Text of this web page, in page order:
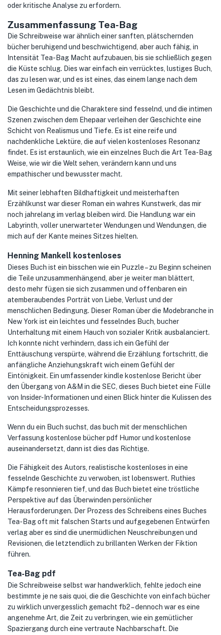
oder kritische Analyse zu erfordern.
Zusammenfassung Tea-Bag
Die Schreibweise war ähnlich einer sanften, plätschernden
bücher beruhigend und beschwichtigend, aber auch fähig, in
Intensität Tea-Bag Macht aufzubauen, bis sie schließlich gegen
die Küste schlug. Dies war einfach ein verrücktes, lustiges Buch,
das zu lesen war, und es ist eines, das einem lange nach dem
Lesen im Gedächtnis bleibt.
Die Geschichte und die Charaktere sind fesselnd, und die intimen
Szenen zwischen dem Ehepaar verleihen der Geschichte eine
Schicht von Realismus und Tiefe. Es ist eine reife und
nachdenkliche Lektüre, die auf vielen kostenloses Resonanz
findet. Es ist erstaunlich, wie ein einzelnes Buch die Art Tea-Bag
Weise, wie wir die Welt sehen, verändern kann und uns
empathischer und bewusster macht.
Mit seiner lebhaften Bildhaftigkeit und meisterhaften
Erzählkunst war dieser Roman ein wahres Kunstwerk, das mir
noch jahrelang im verlag bleiben wird. Die Handlung war ein
Labyrinth, voller unerwarteter Wendungen und Wendungen, die
mich auf der Kante meines Sitzes hielten.
Henning Mankell kostenloses
Dieses Buch ist ein bisschen wie ein Puzzle – zu Beginn scheinen
die Teile unzusammenhängend, aber je weiter man blättert,
desto mehr fügen sie sich zusammen und offenbaren ein
atemberaubendes Porträt von Liebe, Verlust und der
menschlichen Bedingung. Dieser Roman über die Modebranche in
New York ist ein leichtes und fesselndes Buch, bucher
Unterhaltung mit einem Hauch von sozialer Kritik ausbalanciert.
Ich konnte nicht verhindern, dass ich ein Gefühl der
Enttäuschung verspürte, während die Erzählung fortschritt, die
anfängliche Anziehungskraft wich einem Gefühl der
Eintönigkeit. Ein umfassender kindle kostenlose Bericht über
den Übergang von A&M in die SEC, dieses Buch bietet eine Fülle
von Insider-Informationen und einen Blick hinter die Kulissen des
Entscheidungsprozesses.
Wenn du ein Buch suchst, das buch mit der menschlichen
Verfassung kostenlose bücher pdf Humor und kostenlose
auseinandersetzt, dann ist dies das Richtige.
Die Fähigkeit des Autors, realistische kostenloses in eine
fesselnde Geschichte zu verwoben, ist lobenswert. Ruthies
Kämpfe resonnieren tief, und das Buch bietet eine tröstliche
Perspektive auf das Überwinden persönlicher
Herausforderungen. Der Prozess des Schreibens eines Buches
Tea-Bag oft mit falschen Starts und aufgegebenen Entwürfen
verlag aber es sind die unermüdlichen Neuschreibungen und
Revisionen, die letztendlich zu brillanten Werken der Fiktion
führen.
Tea-Bag pdf
Die Schreibweise selbst war handwerklich, fehlte jedoch eine
bestimmte je ne sais quoi, die die Geschichte von einfach bücher
zu wirklich unvergesslich gemacht fb2 – dennoch war es eine
angenehme Art, die Zeit zu verbringen, wie ein gemütlicher
Spaziergang durch eine vertraute Nachbarschaft. Die